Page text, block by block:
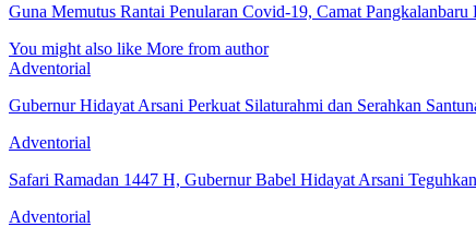
Guna Memutus Rantai Penularan Covid-19, Camat Pangkalanbaru
You might also like More from author
Adventorial
Gubernur Hidayat Arsani Perkuat Silaturahmi dan Serahkan
Adventorial
Safari Ramadan 1447 H, Gubernur Babel Hidayat Arsani
Adventorial